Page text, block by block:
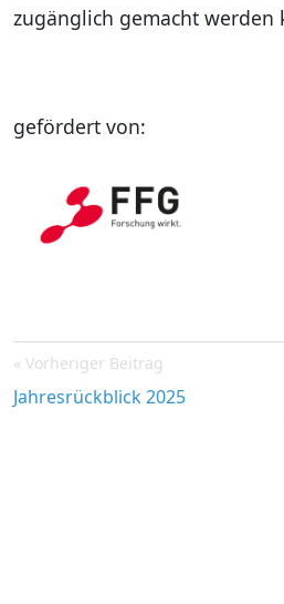
zugänglich gemacht werden
gefördert von:
Post
navigation
Vorheriger Beitrag
Jahresrückblick 2025